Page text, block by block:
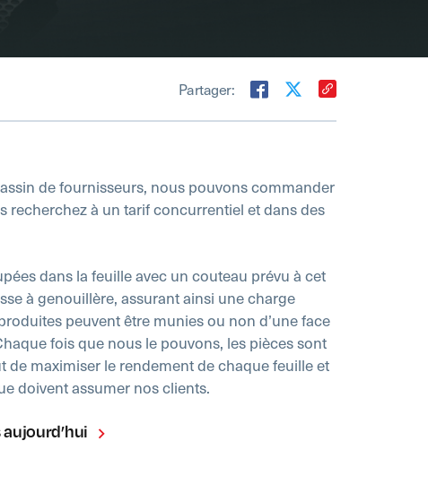
Partager:
de fournisseurs, nous pouvons commander
recherchez à un tarif concurrentiel et dans des
dans la feuille avec un couteau prévu à cet
à genouillère, assurant ainsi une charge
peuvent être munies ou non d’une face
fois que nous le pouvons, les pièces sont
de maximiser le rendement de chaque feuille et
doivent assumer nos clients.